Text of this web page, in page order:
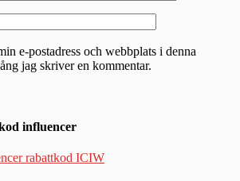
e-postadress och webbplats i denna
jag skriver en kommentar.
influencer